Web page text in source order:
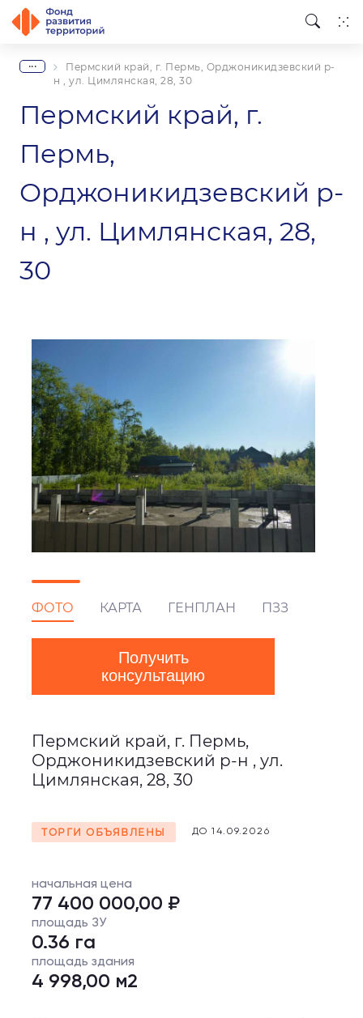
...
Пермский край, г. Пермь, Орджоникидзевский р-
н , ул. Цимлянская, 28, 30
Пермский край, г.
Пермь,
Орджоникидзевский р-
н , ул. Цимлянская, 28,
30
ФОТО КАРТА ГЕНПЛАН ПЗЗ
Получить
консультацию
Пермский край, г. Пермь,
Орджоникидзевский р-н , ул.
Цимлянская, 28, 30
ТОРГИ ОБЪЯВЛЕНЫ ДО 14.09.2026
начальная цена
77 400 000,00 ₽
площадь ЗУ
0.36 га
площадь здания
4 998,00 м2